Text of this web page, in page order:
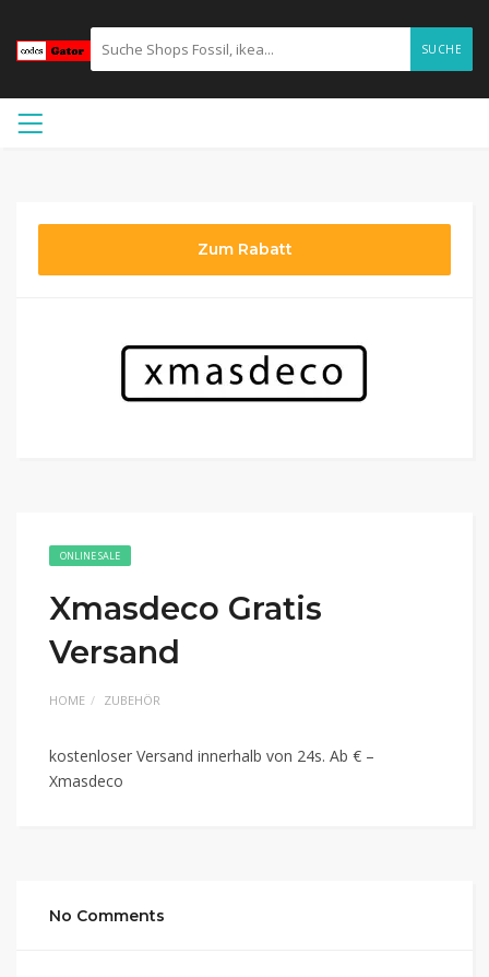
SUCHE
Zum Rabatt
ONLINE SALE
Xmasdeco Gratis
Versand
HOME ZUBEHÖR
kostenloser Versand innerhalb von 24s. Ab € –
Xmasdeco
No Comments